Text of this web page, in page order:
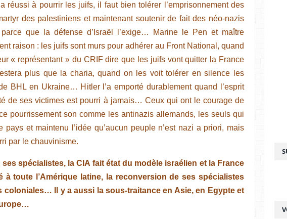
réussi à pourrir les juifs, il faut bien tolérer l’emprisonnement des
des palestiniens et maintenant soutenir de fait des néo-nazis
que la défense d’Israël l’exige… Marine le Pen et maître
raison : les juifs sont murs pour adhérer au Front National, quand
« représentant » du CRIF dire que les juifs vont quitter la France
plus que la charia, quand on les voit tolérer en silence les
BHL en Ukraine… Hitler l’a emporté durablement quand l’esprit
de ses victimes est pourri à jamais… Ceux qui ont le courage de
pourrissement son comme les antinazis allemands, les seuls qui
pays et maintenu l’idée qu’aucun peuple n’est nazi a priori, mais
par le chauvinisme.
ses spécialistes, la CIA fait état du modèle israélien et la France
à toute l’Amérique latine, la reconversion de ses spécialistes
coloniales… Il y a aussi la sous-traitance en Asie, en Egypte et